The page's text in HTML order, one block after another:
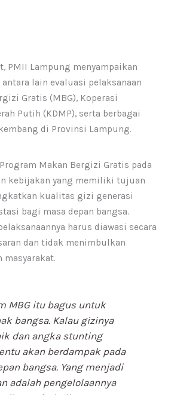
PMII Lampung menyampaikan
lain evaluasi pelaksanaan
Gratis (MBG), Koperasi
Putih (KDMP), serta berbagai
di Provinsi Lampung.
Makan Bergizi Gratis pada
kebijakan yang memiliki tujuan
kualitas gizi generasi
bagi masa depan bangsa.
harus diawasi secara
dan tidak menimbulkan
masyarakat.
MBG itu bagus untuk
bangsa. Kalau gizinya
dan angka stunting
akan berdampak pada
bangsa. Yang menjadi
adalah pengelolaannya